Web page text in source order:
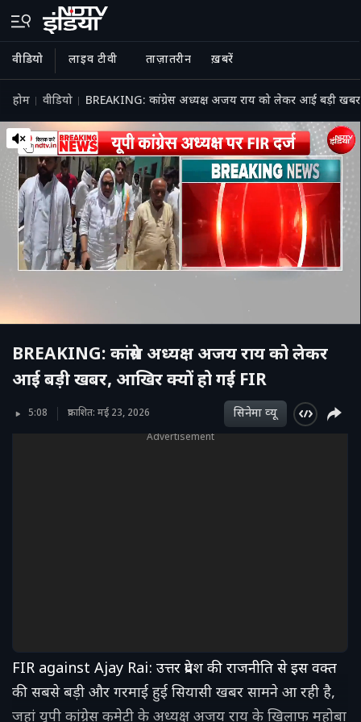
वीडियो लाइव टीवी ताज़ातरीन ख़बरें
होम वीडियो BREAKING: कांग्रेस अध्यक्ष अजय राय को लेकर आई बड़ी
BREAKING: कांग्रेस अध्यक्ष अजय राय को लेकर
आई बड़ी खबर, आखिर क्यों हो गई FIR
5:08 प्रकाशित: मई 23, 2026 सिनेमा व्‍यू
Advertisement
FIR against Ajay Rai: उत्तर प्रदेश की राजनीति से इस वक्त
की सबसे बड़ी और गरमाई हुई सियासी खबर सामने आ रही है,
जहां यूपी कांग्रेस कमेटी के अध्यक्ष अजय राय के खिलाफ महोबा